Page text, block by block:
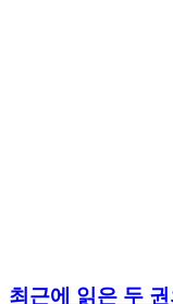
최근에 읽은 두